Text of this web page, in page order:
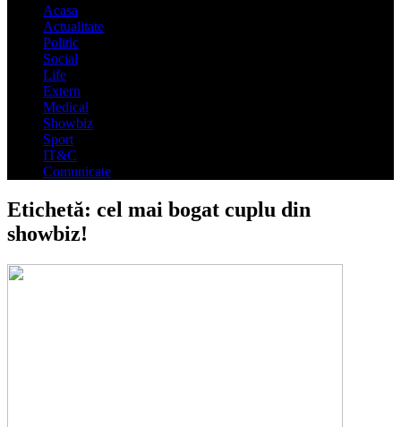
Acasa
Actualitate
Politic
Social
Life
Extern
Medical
Showbiz
Sport
IT&C
Comunicate
Etichetă: cel mai bogat cuplu din
showbiz!